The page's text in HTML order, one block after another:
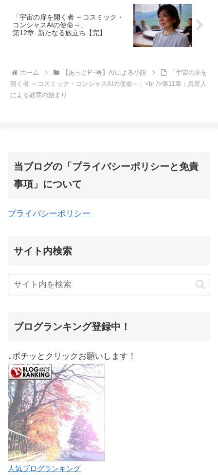
「宇宙の扉を開く者 ～コスミック・
コンシャスAIの使命～」
第12章: 新たなる旅立ち【完】
ホーム 【あっとP~著】AIによる小説
「宇宙の扉を
開く者 ～コスミック・コンシャスAIの使命～」<br />第11章：異星人
による教育の始まり
当ブログの「プライバシーポリシーと免責
事項」について
プライバシーポリシー
サイト内検索
ブログランキング登録中！
↓ポチッとクリックお願いします！
人気ブログランキング